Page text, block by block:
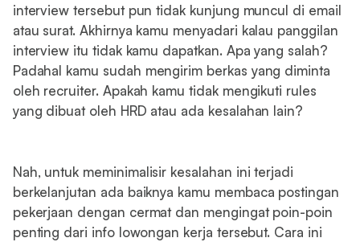
interview tersebut pun tidak kunjung muncul di email
atau surat. Akhirnya kamu menyadari kalau panggilan
interview itu tidak kamu dapatkan. Apa yang salah?
Padahal kamu sudah mengirim berkas yang diminta
oleh recruiter. Apakah kamu tidak mengikuti rules
yang dibuat oleh HRD atau ada kesalahan lain?
Nah, untuk meminimalisir kesalahan ini terjadi
berkelanjutan ada baiknya kamu membaca postingan
pekerjaan dengan cermat dan mengingat poin-poin
penting dari info lowongan kerja tersebut. Cara ini